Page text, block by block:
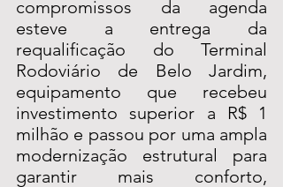
compromissos da agenda
esteve a entrega da
requalificação do Terminal
Rodoviário de Belo Jardim,
equipamento que recebeu
investimento superior a R$ 1
milhão e passou por uma ampla
modernização estrutural para
garantir mais conforto,